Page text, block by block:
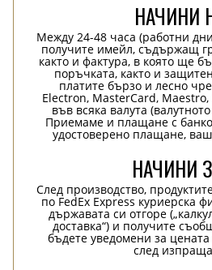
НАЧИНИ
Между 24-48 часа (работни
получите имейл, съдържащ
както и фактура, в която ще
поръчката, както и
платите бързо и лесно
Electron, MasterCard,
във всяка валута
Приемаме и плащане с
удостоверено плащане,
НАЧИНИ
След производство,
по FedEx Express куриерска
държавата си отгоре
доставка“) и получите
бъдете уведомени за
след